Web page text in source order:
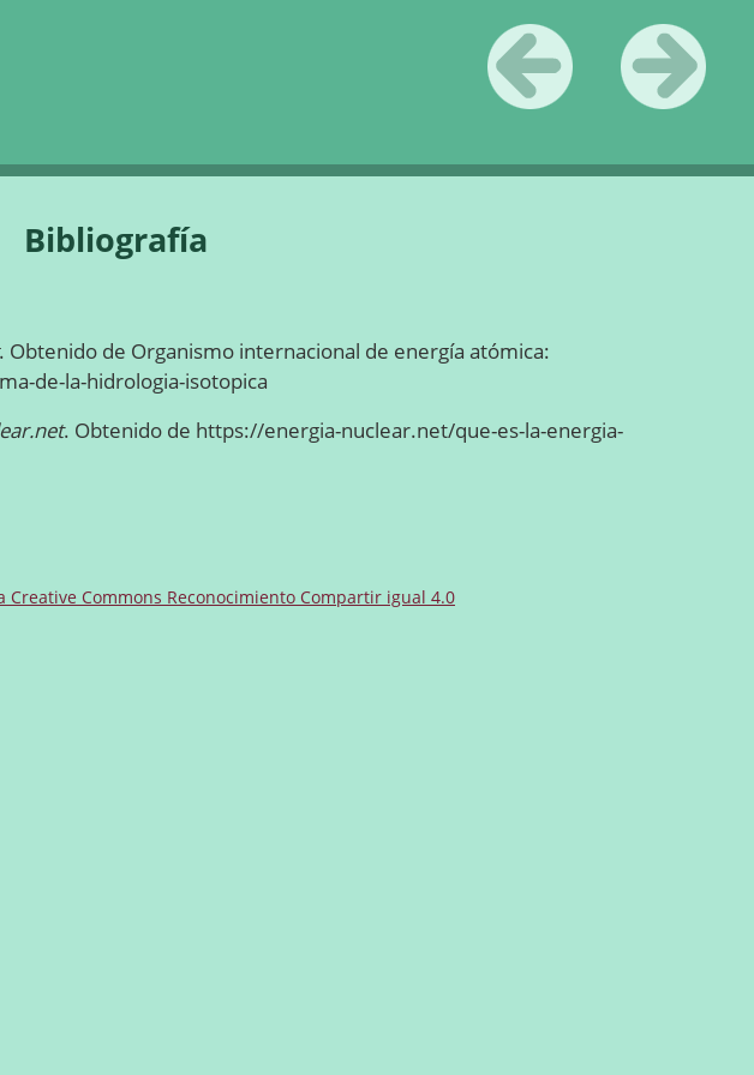
«Anterior Siguiente
Bibliografía
. Obtenido de Organismo internacional de energía atómica:
de-la-hidrologia-isotopica
. Obtenido de https://energia-nuclear.net/que-es-la-energia-
Creative Commons Reconocimiento Compartir igual 4.0